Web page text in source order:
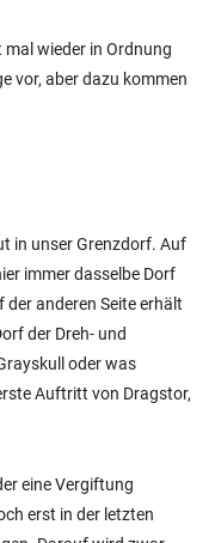
mal wieder in Ordnung
vor, aber dazu kommen
in unser Grenzdorf. Auf
immer dasselbe Dorf
anderen Seite erhält
der Dreh- und
oder was
Auftritt von Dragstor,
eine Vergiftung
erst in der letzten